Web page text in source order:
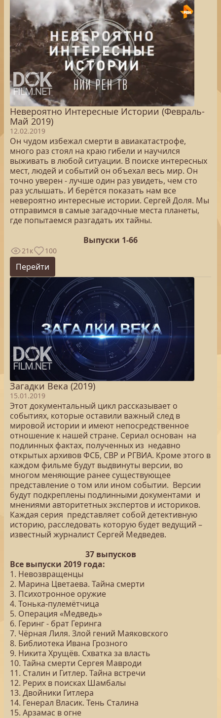
Невероятно Интересные Истории (Февраль-
Май 2019)
12.02.2019
Он чудом избежал смерти в авиакатастрофе,
много раз стоял на краю гибели и научился
выживать в любой ситуации. В поиске интересных
мест, людей и событий он объехал весь мир. Он
точно уверен - лучше один раз увидеть, чем сто
раз услышать. И берётся показать нам все
невероятно интересные истории. Сергей Доля. Мы
отправимся в самые загадочные места планеты,
где попытаемся разгадать их тайны.
Выпуски 1-66
21к 100
Перейти
Загадки Века (2019)
15.01.2019
Этот документальный цикл рассказывает о
событиях, которые оставили важный след в
мировой истории и имеют непосредственное
отношение к нашей стране. Сериал основан на
подлинных фактах, полученных из недавно
открытых архивов ФСБ, СВР и РГВИА. Кроме этого в
каждом фильме будут выдвинуты версии, во
многом меняющие ранее существующее
представление о том или ином событии. Версии
будут подкреплены подлинными документами и
мнениями авторитетных экспертов и историков.
Каждая серия представляет собой детективную
историю, расследовать которую будет ведущий –
известный журналист Сергей Медведев.
37 выпусков
Все выпуски 2019 года:
1. Невозвращенцы
2. Марина Цветаева. Тайна смерти
3. Психотронное оружие
4. Тонька-пулемётчица
5. Операция «Медведь»
6. Геринг - брат Геринга
7. Чёрная Лиля. Злой гений Маяковского
8. Библиотека Ивана Грозного
9. Никита Хрущёв. Схватка за власть
10. Тайна смерти Сергея Мавроди
11. Сталин и Гитлер. Тайна встречи
12. Рерих в поисках Шамбалы
13. Двойники Гитлера
14. Генерал Власик. Тень Сталина
15. Арзамас в огне